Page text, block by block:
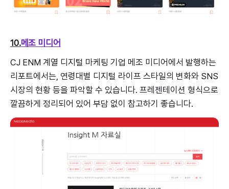
10.메조 미디어
CJ ENM 계열 디지털 마케팅 기업 메조 미디어에서 발행하는
리포트에서는, 연령대별 디지털 라이프 스타일의 변화와 SNS
시장의 현황 등을 파악할 수 있습니다. 프레젠테이션 형식으로
깔끔하게 정리되어 있어 부담 없이 참고하기 좋습니다.